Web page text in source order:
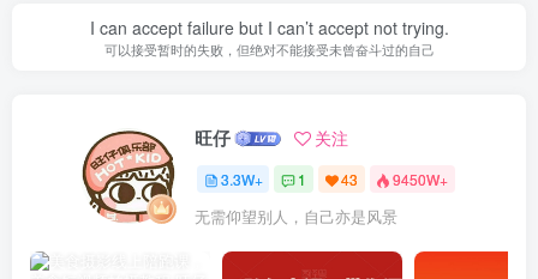
I can accept failure but I can’t accept not trying.
可以接受暂时的失败，但绝对不能接受未曾奋斗过的自己
旺仔 关注
3.3W+ 1 43 9450W+
无需仰望别人，自己亦是风景